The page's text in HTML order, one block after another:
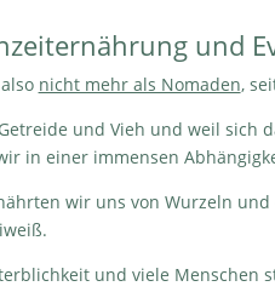
und
nicht mehr als Nomaden,
und Vieh und weil sich
in einer immensen
wir uns von Wurzeln
und viele Menschen